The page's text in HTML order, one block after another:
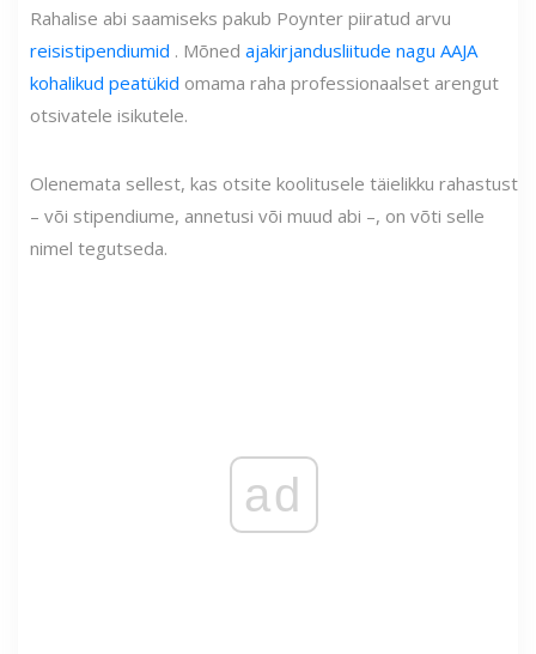
Rahalise abi saamiseks pakub Poynter piiratud arvu
reisistipendiumid . Mõned ajakirjandusliitude nagu AAJA
kohalikud peatükid omama raha professionaalset arengut
otsivatele isikutele.
Olenemata sellest, kas otsite koolitusele täielikku rahastust
– või stipendiume, annetusi või muud abi –, on võti selle
nimel tegutseda.
ad